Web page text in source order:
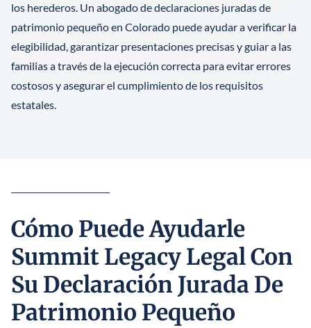
los herederos. Un abogado de declaraciones juradas de
patrimonio pequeño en Colorado puede ayudar a verificar la
elegibilidad, garantizar presentaciones precisas y guiar a las
familias a través de la ejecución correcta para evitar errores
costosos y asegurar el cumplimiento de los requisitos
estatales.
Cómo Puede Ayudarle
Summit Legacy Legal Con
Su Declaración Jurada De
Patrimonio Pequeño